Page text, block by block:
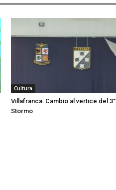
Cultura
Villafranca: Cambio al vertice del 3°
Stormo